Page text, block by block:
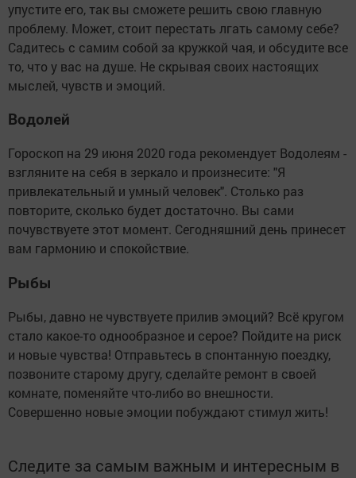
упустите его, так вы сможете решить свою главную
проблему. Может, стоит перестать лгать самому себе?
Садитесь с самим собой за кружкой чая, и обсудите все
то, что у вас на душе. Не скрывая своих настоящих
мыслей, чувств и эмоций.
Водолей
Гороскоп на 29 июня 2020 года рекомендует Водолеям -
взгляните на себя в зеркало и произнесите: "Я
привлекательный и умный человек". Столько раз
повторите, сколько будет достаточно. Вы сами
почувствуете этот момент. Сегодняшний день принесет
вам гармонию и спокойствие.
Рыбы
Рыбы, давно не чувствуете прилив эмоций? Всё кругом
стало какое-то однообразное и серое? Пойдите на риск
и новые чувства! Отправьтесь в спонтанную поездку,
позвоните старому другу, сделайте ремонт в своей
комнате, поменяйте что-либо во внешности.
Совершенно новые эмоции побуждают стимул жить!
Следите за самым важным и интересным в